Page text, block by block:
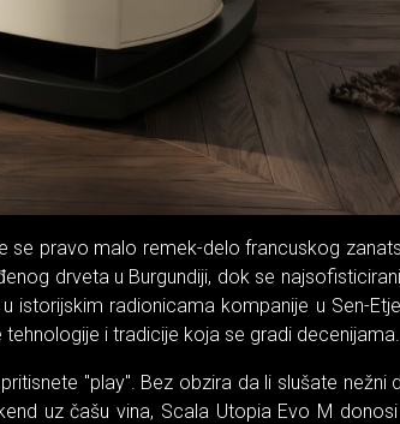
se pravo malo remek-delo francuskog
drveta u Burgundiji, dok se
istorijskim radionicama kompanije u Sen-
i tradicije koja se gradi decenijama.
"play". Bez obzira da li slušate nežni
uz čašu vina, Scala Utopia Evo M